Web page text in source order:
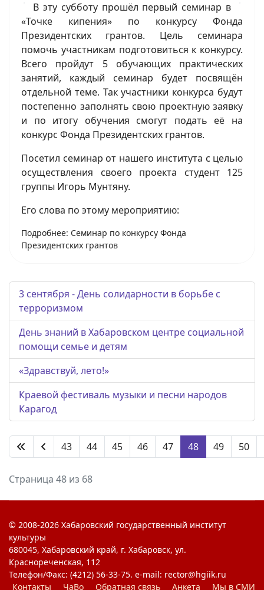
В эту субботу прошёл первый семинар в
«Точке кипения» по конкурсу Фонда
Президентских грантов. Цель семинара
помочь участникам подготовиться к конкурсу.
Всего пройдут 5 обучающих практических
занятий, каждый семинар будет посвящён
отдельной теме. Так участники конкурса будут
постепенно заполнять свою проектную заявку
и по итогу обучения смогут подать её на
конкурс Фонда Президентских грантов.
Посетил семинар от нашего института с целью
осуществления своего проекта студент 125
группы Игорь Мунтяну.
Его слова по этому мероприятию:
Подробнее: Семинар по конкурсу Фонда
Президентских грантов
3 сентября - День солидарности в борьбе с
терроризмом
День знаний в Хабаровском центре социальной
помощи семье и детям
«Здравствуй, лето!»
Краевой фестиваль музыки и песни народов
Карагод
43 44 45 46 47 48 49 50
Страница 48 из 68
© 2008-2026 Хабаровский государственный институт
культуры
680045, Хабаровский край, г. Хабаровск, ул.
Краснореченская, 112
Телефон/Факс: (4212) 56-33-75. e-mail: rector@hgiik.ru
Контакты
ЧаВо Обратная связь Анкета Мы в СМИ